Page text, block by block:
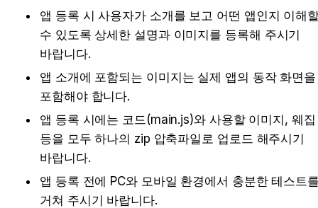
앱 등록 시 사용자가 소개를 보고 어떤 앱인지 이해
수 있도록 상세한 설명과 이미지를 등록해 주시기
바랍니다.
앱 소개에 포함되는 이미지는 실제 앱의 동작 화면을
포함해야 합니다.
앱 등록 시에는 코드(main.js)와 사용할 이미지, 웨집
등을 모두 하나의 zip 압축파일로 업로드 해주시기
바랍니다.
앱 등록 전에 PC와 모바일 환경에서 충분한 테스트
거쳐 주시기 바랍니다.